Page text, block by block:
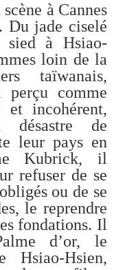
à Cannes
Du jade ciselé
à Hsiao-
loin de la
taïwanais,
comme
et incohérent,
désastre de
leur pays en
Kubrick, il
refuser de se
ou de se
le reprendre
fondations. Il
d’or, le
Hsiao-Hsien,